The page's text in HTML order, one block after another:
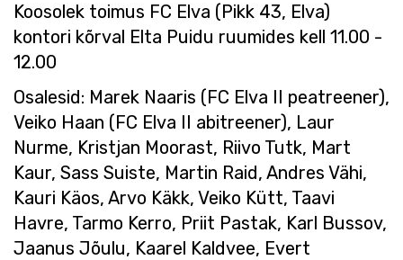
Koosolek toimus FC Elva (Pikk 43, Elva)
kontori kõrval Elta Puidu ruumides kell 11.00 -
12.00
Osalesid: Marek Naaris (FC Elva II peatreener),
Veiko Haan (FC Elva II abitreener), Laur
Nurme, Kristjan Moorast, Riivo Tutk, Mart
Kaur, Sass Suiste, Martin Raid, Andres Vähi,
Kauri Käos, Arvo Käkk, Veiko Kütt, Taavi
Havre, Tarmo Kerro, Priit Pastak, Karl Bussov,
Jaanus Jõulu, Kaarel Kaldvee, Evert